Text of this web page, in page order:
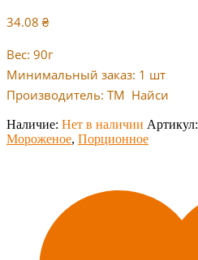
34.08 ₴
Вес: 90г
Минимальный заказ: 1 шт
Производитель: ТМ Найси
Наличие: Нет в наличии Артикул:
Мороженое, Порционное